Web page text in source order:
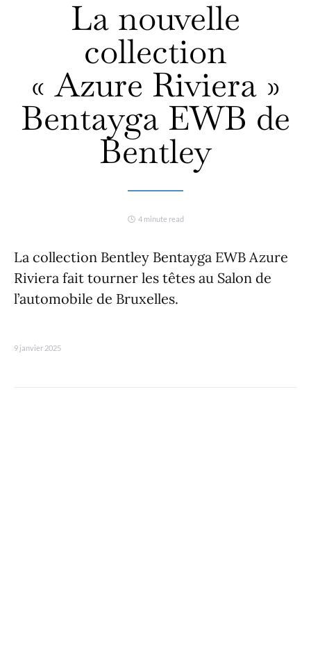
La nouvelle
collection
« Azure Riviera »
Bentayga EWB de
Bentley
4 minute read
La collection Bentley Bentayga EWB Azure
Riviera fait tourner les têtes au Salon de
l’automobile de Bruxelles.
9 janvier 2025